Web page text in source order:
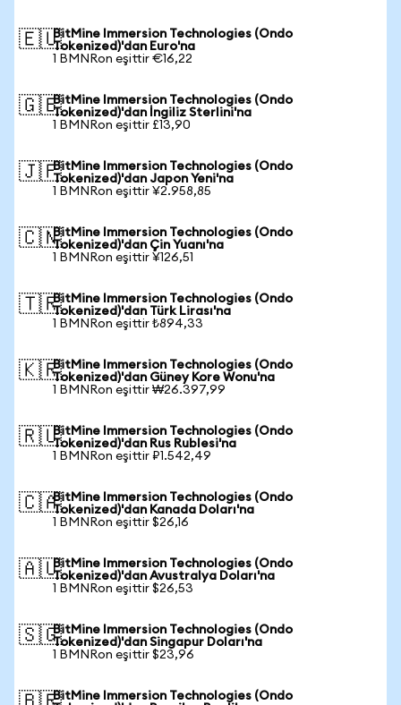
🇪🇺BitMine Immersion Technologies (Ondo
Tokenized)'dan Euro'na
1 BMNRon eşittir €16,22
🇬🇧BitMine Immersion Technologies (Ondo
Tokenized)'dan İngiliz Sterlini'na
1 BMNRon eşittir £13,90
🇯🇵BitMine Immersion Technologies (Ondo
Tokenized)'dan Japon Yeni'na
1 BMNRon eşittir ¥2.958,85
🇨🇳BitMine Immersion Technologies (Ondo
Tokenized)'dan Çin Yuanı'na
1 BMNRon eşittir ¥126,51
🇹🇷BitMine Immersion Technologies (Ondo
Tokenized)'dan Türk Lirası'na
1 BMNRon eşittir ₺894,33
🇰🇷BitMine Immersion Technologies (Ondo
Tokenized)'dan Güney Kore Wonu'na
1 BMNRon eşittir ₩26.397,99
🇷🇺BitMine Immersion Technologies (Ondo
Tokenized)'dan Rus Rublesi'na
1 BMNRon eşittir ₽1.542,49
🇨🇦BitMine Immersion Technologies (Ondo
Tokenized)'dan Kanada Doları'na
1 BMNRon eşittir $26,16
🇦🇺BitMine Immersion Technologies (Ondo
Tokenized)'dan Avustralya Doları'na
1 BMNRon eşittir $26,53
🇸🇬BitMine Immersion Technologies (Ondo
Tokenized)'dan Singapur Doları'na
1 BMNRon eşittir $23,96
BitMine Immersion Technologies (Ondo